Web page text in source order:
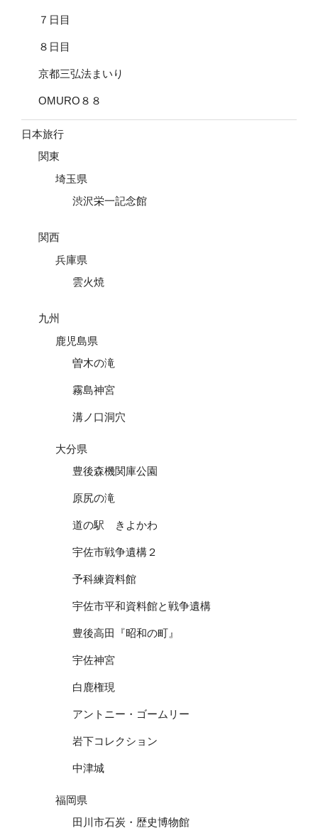
７日目
８日目
京都三弘法まいり
OMURO８８
日本旅行
関東
埼玉県
渋沢栄一記念館
関西
兵庫県
雲火焼
九州
鹿児島県
曽木の滝
霧島神宮
溝ノ口洞穴
大分県
豊後森機関庫公園
原尻の滝
道の駅 きよかわ
宇佐市戦争遺構２
予科練資料館
宇佐市平和資料館と戦争遺構
豊後高田『昭和の町』
宇佐神宮
白鹿権現
アントニー・ゴームリー
岩下コレクション
中津城
福岡県
田川市石炭・歴史博物館